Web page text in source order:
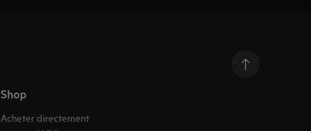
Shop
Acheter directement